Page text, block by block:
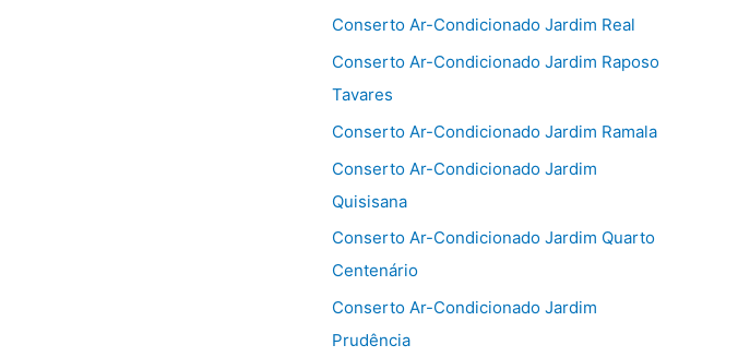
Conserto Ar-Condicionado Jardim Real
Conserto Ar-Condicionado Jardim Raposo
Tavares
Conserto Ar-Condicionado Jardim Ramala
Conserto Ar-Condicionado Jardim
Quisisana
Conserto Ar-Condicionado Jardim Quarto
Centenário
Conserto Ar-Condicionado Jardim
Prudência